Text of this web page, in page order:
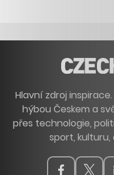
Hlavní zdroj
hýbou Českem a
přes technologie,
sport, kulturu,